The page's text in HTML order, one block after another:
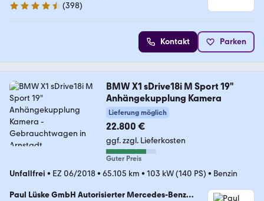
4.7 Sterne
(398)
Kontakt Parken
BMW X1 sDrive18i M Sport 19"
Anhängekupplung Kamera
Lieferung möglich
22.800 €
ggf. zzgl. Lieferkosten
Guter Preis
Unfallfrei • EZ 06/2018• 65.105 km • 103 kW (140 PS) • Benzin
Paul Lüske GmbH Autorisierter Mercedes-Benz